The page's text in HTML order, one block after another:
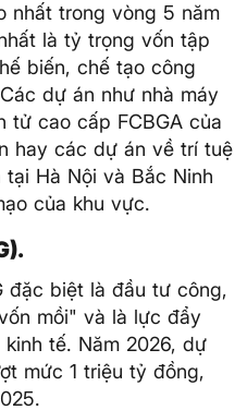
nhất trong vòng 5 năm
là tỷ trọng vốn tập
biến, chế tạo công
dự án như nhà máy
tử cao cấp FCBGA của
hay các dự án về trí tuệ
Hà Nội và Bắc Ninh
của khu vực.
đặc biệt là đầu tư công,
mồi" và là lực đẩy
tế. Năm 2026, dự
mức 1 triệu tỷ đồng,